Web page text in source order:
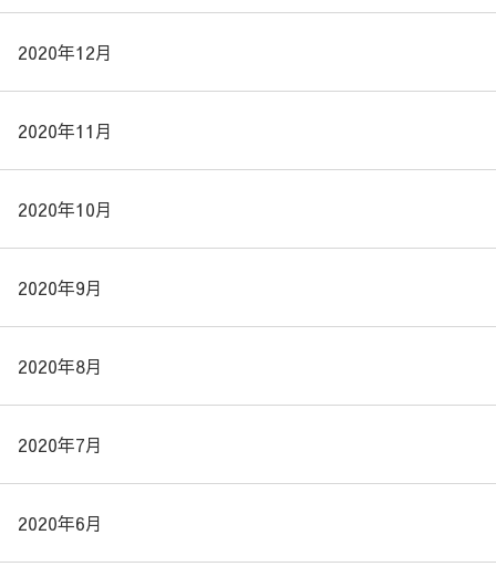
2020年12月
2020年11月
2020年10月
2020年9月
2020年8月
2020年7月
2020年6月